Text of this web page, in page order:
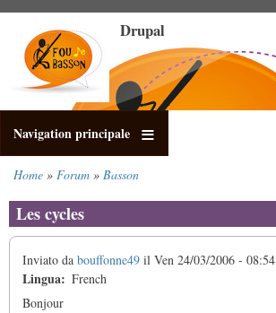
contenuto
principale
Drupal
Navigation principale
di
pane
Home Forum Basson
Les cycles
Inviato da bouffonne49 il Ven 24/03/2006 - 08:54
Lingua
French
Bonjour